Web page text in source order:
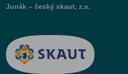
Junák – český skaut, z.s.